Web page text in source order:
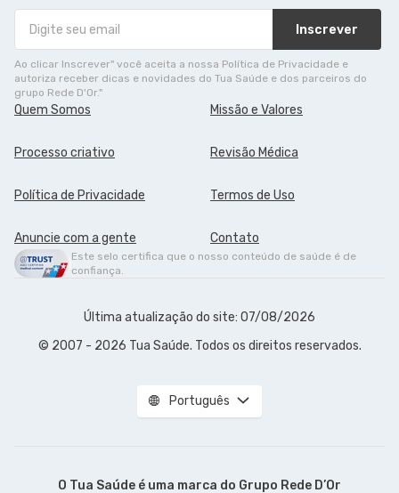
Inscrever
Ao clicar Inscrever" você aceita a nossa Política de Privacidade e
autoriza receber dicas e novidades do Tua Saúde e dos parceiros do
grupo Rede D'Or."
Quem Somos Missão e Valores
Processo criativo Revisão Médica
Política de Privacidade Termos de Uso
Anuncie com a gente Contato
Este selo certifica que o nosso conteúdo de saúde é de
confiança.
Última atualização do site: 07/08/2026
© 2007 - 2026 Tua Saúde. Todos os direitos reservados.
Português
O Tua Saúde é uma marca do Grupo Rede D’Or